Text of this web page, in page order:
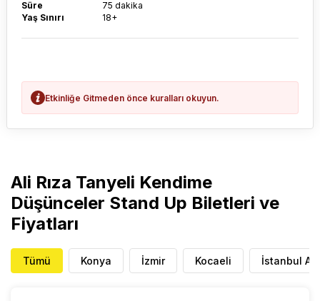
Süre
75 dakika
Yaş Sınırı
18+
Etkinliğe Gitmeden önce kuralları okuyun.
Ali Rıza Tanyeli Kendime
Düşünceler Stand Up Biletleri ve
Fiyatları
Tümü Konya İzmir Kocaeli İstanbul